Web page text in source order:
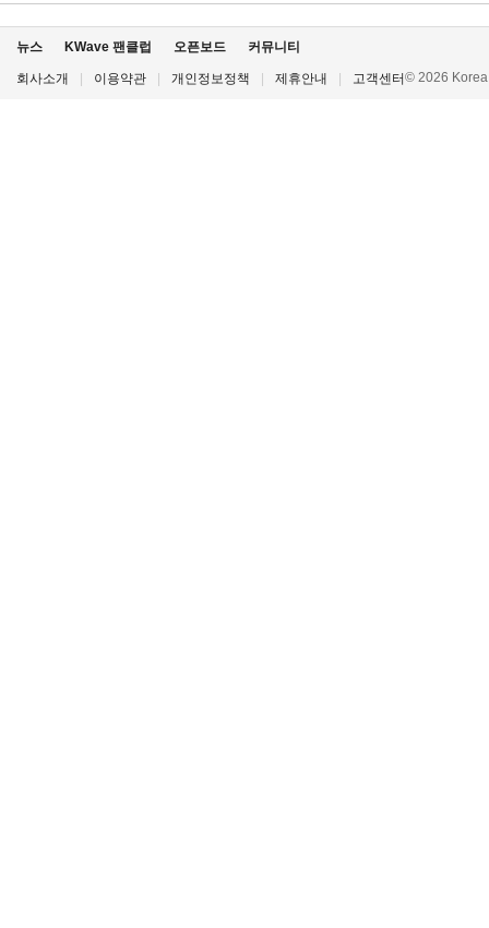
뉴스 KWave 팬클럽 오픈보드 커뮤니티
회사소개 이용약관 개인정보정책 제휴안내 고객센터© 2026